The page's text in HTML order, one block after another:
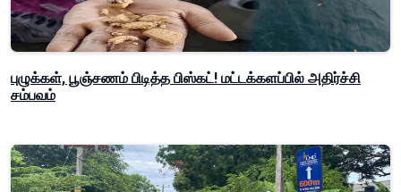
புழுக்கள், பூஞ்சணம் பிடித்த பிஸ்கட்! மட்டக்களப்பில் அதிர்ச்சி
சம்பவம்